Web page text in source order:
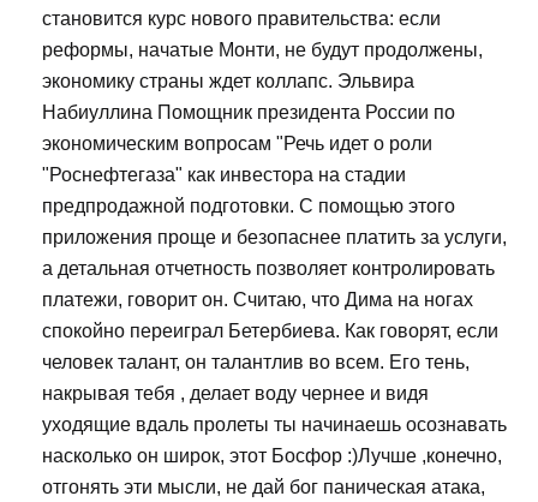
становится курс нового правительства: если
реформы, начатые Монти, не будут продолжены,
экономику страны ждет коллапс. Эльвира
Набиуллина Помощник президента России по
экономическим вопросам "Речь идет о роли
"Роснефтегаза" как инвестора на стадии
предпродажной подготовки. С помощью этого
приложения проще и безопаснее платить за услуги,
а детальная отчетность позволяет контролировать
платежи, говорит он. Считаю, что Дима на ногах
спокойно переиграл Бетербиева. Как говорят, если
человек талант, он талантлив во всем. Его тень,
накрывая тебя , делает воду чернее и видя
уходящие вдаль пролеты ты начинаешь осознавать
насколько он широк, этот Босфор :)Лучше ,конечно,
отгонять эти мысли, не дай бог паническая атака,